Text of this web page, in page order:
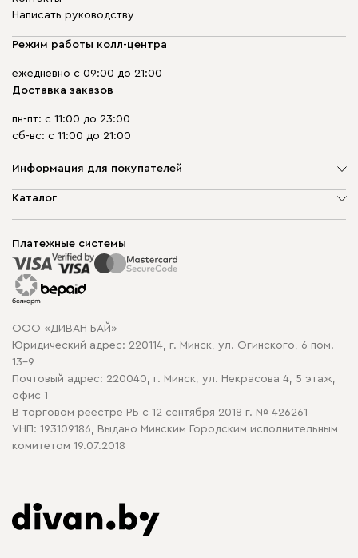
Написать руководству
Режим работы колл-центра
ежедневно с 09:00 до 21:00
Доставка заказов
пн-пт: с 11:00 до 23:00
сб-вс: с 11:00 до 21:00
Информация для покупателей
О компании
Способы оплаты
Рассрочка и кредит
Гарантия
Карта сайта
Политика конфиденциальности
Политика в отношении обработки cookie
Каталог
Корпусная мебель
Распродажа мебели
Платежные системы
ООО «ДИВАН БАЙ»
Юридический адрес: 220114, г. Минск, ул. Огинского, 6 пом.
13-9
Почтовый адрес: 220040, г. Минск, ул. Некрасова 4, 5 этаж,
офис 1
В торговом реестре РБ с 12 сентября 2018 г. № 426261
УНП: 193109186, Выдано Минским Городским исполнительным
комитетом 19.07.2018